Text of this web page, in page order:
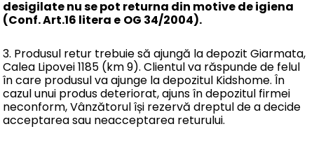
desigilate nu se pot returna din motive de igiena
(Conf. Art.16 litera e OG 34/2004).
3. Produsul retur trebuie să ajungă la depozit Giarmata,
Calea Lipovei 1185 (km 9). Clientul va răspunde de felul
în care produsul va ajunge la depozitul Kidshome. În
cazul unui produs deteriorat, ajuns în depozitul firmei
neconform, Vânzătorul își rezervă dreptul de a decide
acceptarea sau neacceptarea returului.